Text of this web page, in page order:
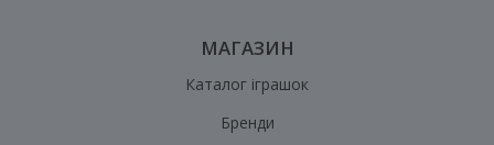
МАГАЗИН
Каталог іграшок
Бренди